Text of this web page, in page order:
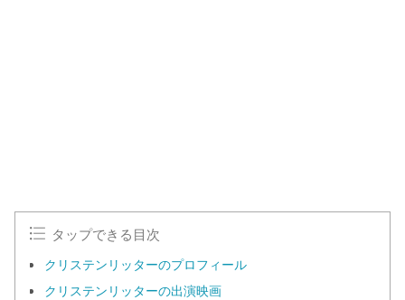
タップできる目次
クリステンリッターのプロフィール
クリステンリッターの出演映画